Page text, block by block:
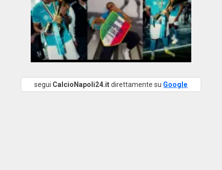
segui CalcioNapoli24.itdirettamente su Google